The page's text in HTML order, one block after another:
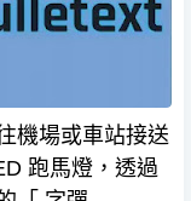
機場或車站接送
跑馬燈，透過